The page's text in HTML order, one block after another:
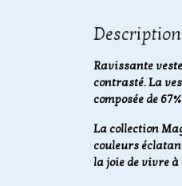
Description
Ravissante
contrasté. La
composée de
La collection
couleurs
la joie de vivre